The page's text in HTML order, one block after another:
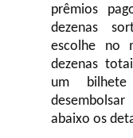
prêmios
dezenas
escolhe no
dezenas
um
abaixo os